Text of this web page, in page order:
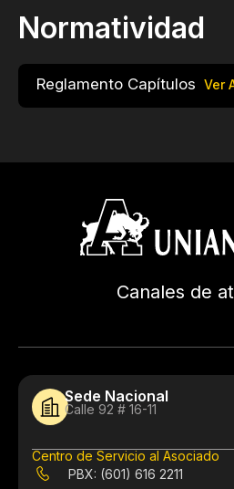
Normatividad
Reglamento Capítulos Ver
Canales de
Sede Nacional
Calle 92 # 16-11
Centro de Servicio al Asociado
PBX: (601) 616 2211